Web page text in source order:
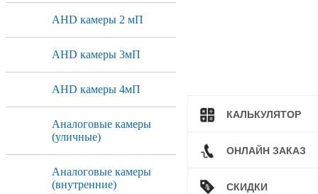
КАЛЬКУЛЯТОР
ОНЛАЙН ЗАКАЗ
СКИДКИ
AHD камеры 2 мП
AHD камеры 3мП
AHD камеры 4мП
Аналоговые камеры
(уличные)
Аналоговые камеры
(внутренние)